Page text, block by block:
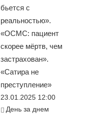
бьется с
реальностью».
«ОСМС: пациент
скорее мёртв, чем
застрахован».
«Сатира не
преступление»
23.01.2025 12:00
День за днем